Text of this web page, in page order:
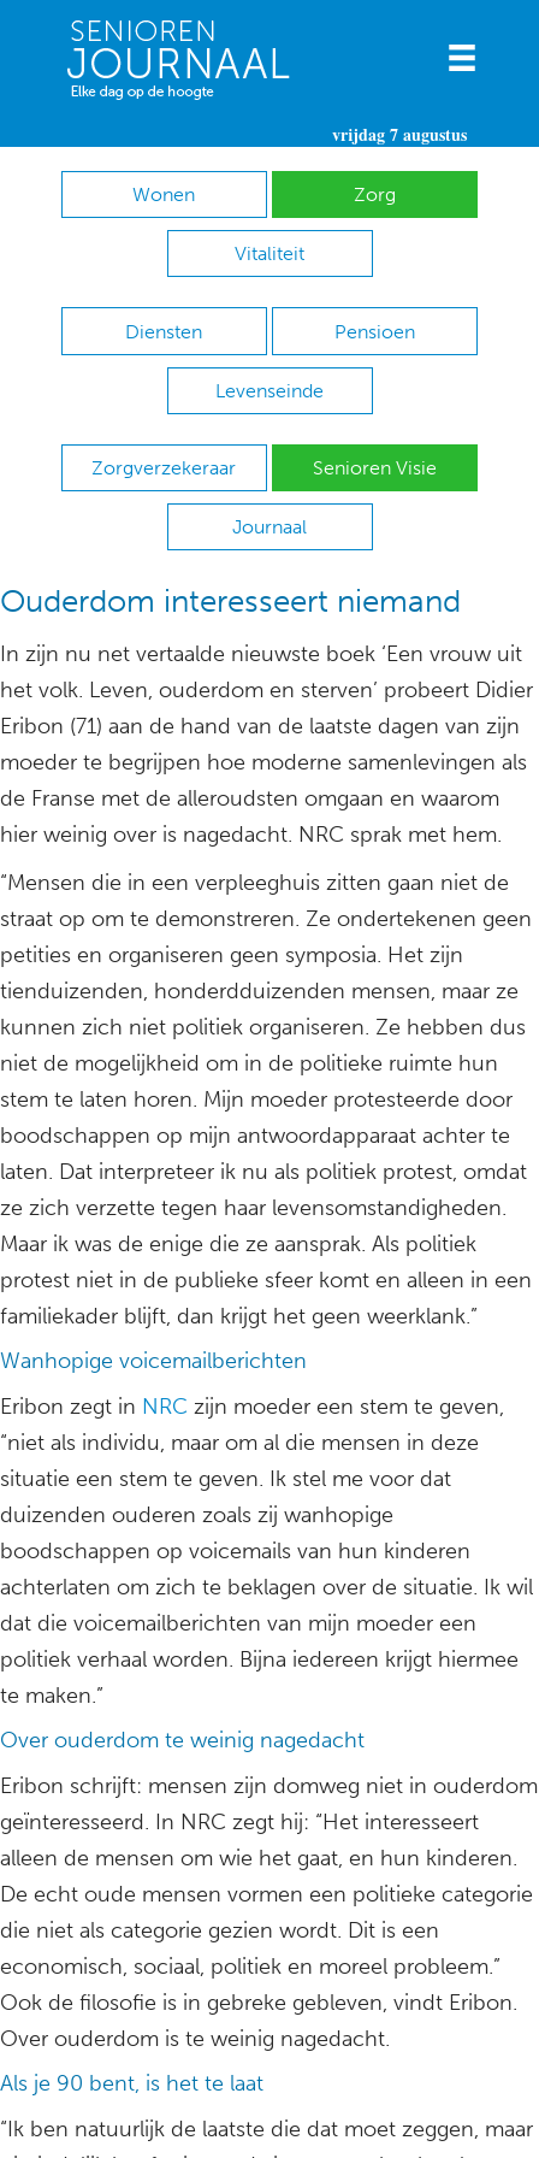
vrijdag 7 augustus
Wonen Zorg
Vitaliteit
Diensten Pensioen
Levenseinde
Zorgverzekeraar Senioren Visie
Journaal
Ouderdom interesseert niemand
In zijn nu net vertaalde nieuwste boek ‘Een vrouw uit
het volk. Leven, ouderdom en sterven’ probeert Didier
Eribon (71) aan de hand van de laatste dagen van zijn
moeder te begrijpen hoe moderne samenlevingen als
de Franse met de alleroudsten omgaan en waarom
hier weinig over is nagedacht. NRC sprak met hem.
“Mensen die in een verpleeghuis zitten gaan niet de
straat op om te demonstreren. Ze ondertekenen geen
petities en organiseren geen symposia. Het zijn
tienduizenden, honderdduizenden mensen, maar ze
kunnen zich niet politiek organiseren. Ze hebben dus
niet de mogelijkheid om in de politieke ruimte hun
stem te laten horen. Mijn moeder protesteerde door
boodschappen op mijn antwoordapparaat achter te
laten. Dat interpreteer ik nu als politiek protest, omdat
ze zich verzette tegen haar levensomstandigheden.
Maar ik was de enige die ze aansprak. Als politiek
protest niet in de publieke sfeer komt en alleen in een
familiekader blijft, dan krijgt het geen weerklank.”
Wanhopige voicemailberichten
Eribon zegt in NRC zijn moeder een stem te geven,
“niet als individu, maar om al die mensen in deze
situatie een stem te geven. Ik stel me voor dat
duizenden ouderen zoals zij wanhopige
boodschappen op voicemails van hun kinderen
achterlaten om zich te beklagen over de situatie. Ik wil
dat die voicemailberichten van mijn moeder een
politiek verhaal worden. Bijna iedereen krijgt hiermee
te maken.”
Over ouderdom te weinig nagedacht
Eribon schrijft: mensen zijn domweg niet in ouderdom
geïnteresseerd. In NRC zegt hij: “Het interesseert
alleen de mensen om wie het gaat, en hun kinderen.
De echt oude mensen vormen een politieke categorie
die niet als categorie gezien wordt. Dit is een
economisch, sociaal, politiek en moreel probleem.”
Ook de filosofie is in gebreke gebleven, vindt Eribon.
Over ouderdom is te weinig nagedacht.
Als je 90 bent, is het te laat
“Ik ben natuurlijk de laatste die dat moet zeggen, maar